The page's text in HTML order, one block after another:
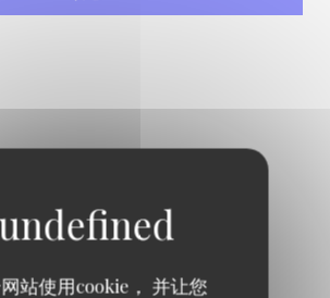
站使用cookie， 并让您